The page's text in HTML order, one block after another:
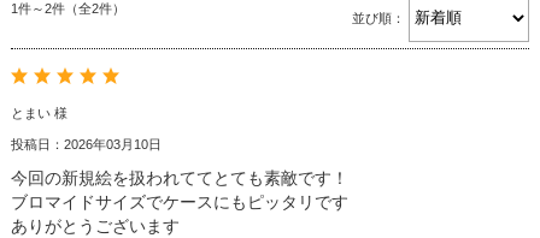
1件～2件（全2件）
並び順：
とまい 様
投稿日：2026年03月10日
今回の新規絵を扱われててとても素敵です！
ブロマイドサイズでケースにもピッタリです
ありがとうございます